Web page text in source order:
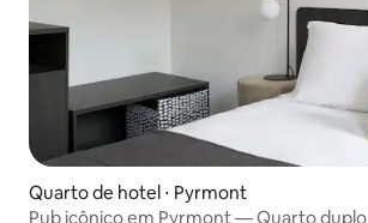
Quarto de hotel ⋅ Pyrmont
Pub icônico em Pyrmont — Quarto